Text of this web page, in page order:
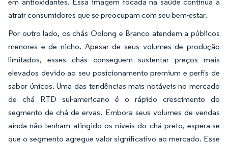
atrair consumidores que se preocupam com seu bem-estar.
Por outro lado, os chás Oolong e Branco atendem a públicos
menores e de nicho. Apesar de seus volumes de produção
limitados, esses chás conseguem sustentar preços mais
elevados devido ao seu posicionamento premium e perfis de
sabor únicos. Uma das tendências mais notáveis no mercado
de chá RTD sul-americano é o rápido crescimento do
segmento de chá de ervas. Embora seus volumes de vendas
ainda não tenham atingido os níveis do chá preto, espera-se
que o segmento agregue valor significativo ao mercado. Esse